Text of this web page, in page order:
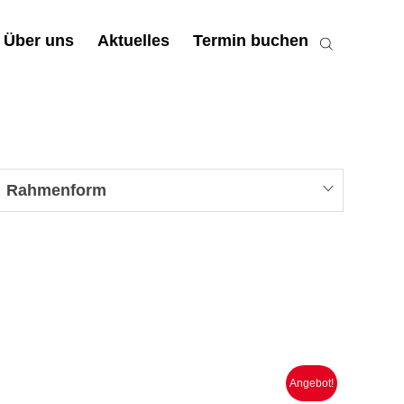
Über uns Aktuelles Termin buchen
Rahmenform
Angebot!